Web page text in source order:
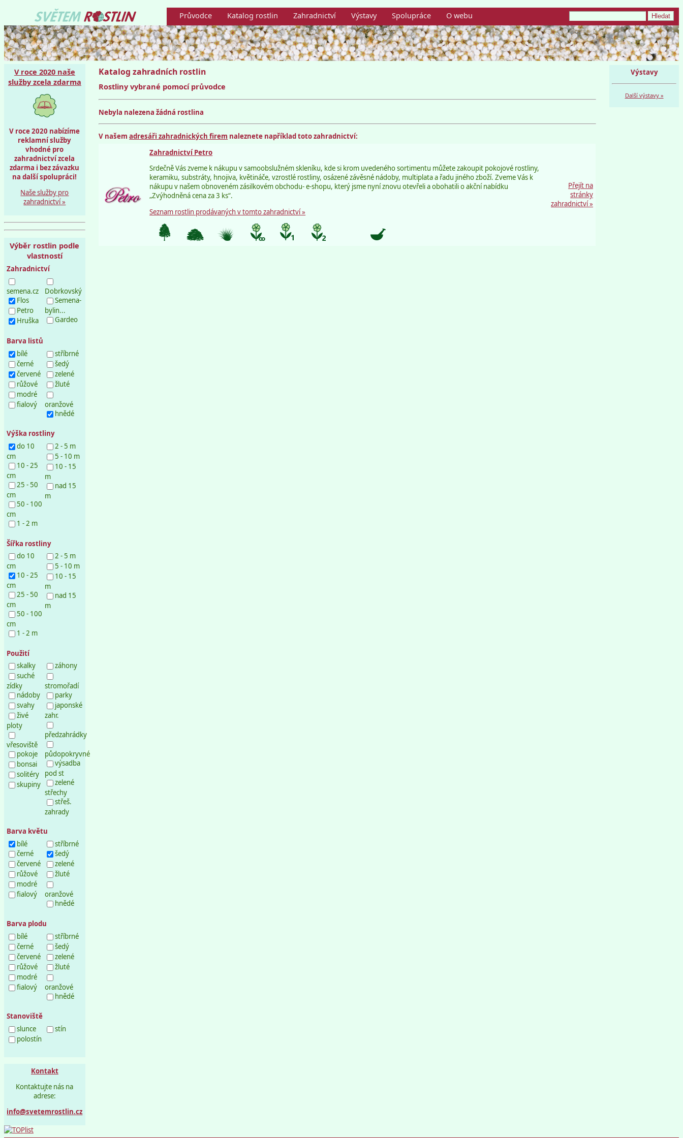
Průvodce Katalog rostlin Zahradnictví Výstavy Spolupráce O webu
V roce 2020 naše
služby zcela zdarma
V roce 2020 nabízíme
reklamní služby
vhodné pro
zahradnictví zcela
zdarma i bez závazku
na další spolupráci!
Naše služby pro
zahradnictví »
Výběr rostlin podle
vlastností
Zahradnictví
semena.cz
Flos
Petro
Hruška
Dobrkovský
Semena-
bylin...
Gardeo
Barva listů
bílé
černé
červené
růžové
modré
fialový
stříbrné
šedý
zelené
žluté
oranžové
hnědé
Výška rostliny
do 10
cm
10 - 25
cm
25 - 50
cm
50 - 100
cm
1 - 2 m
2 - 5 m
5 - 10 m
10 - 15
m
nad 15
m
Šířka rostliny
do 10
cm
10 - 25
cm
25 - 50
cm
50 - 100
cm
1 - 2 m
2 - 5 m
5 - 10 m
10 - 15
m
nad 15
m
Použití
skalky
suché
zídky
nádoby
svahy
živé
ploty
vřesoviště
pokoje
bonsai
solitéry
skupiny
záhony
stromořadí
parky
japonské
zahr.
předzahrádky
půdopokryvné
výsadba
pod st
zelené
střechy
střeš.
zahrady
Barva květu
bílé
černé
červené
růžové
modré
fialový
stříbrné
šedý
zelené
žluté
oranžové
hnědé
Barva plodu
bílé
černé
červené
růžové
modré
fialový
stříbrné
šedý
zelené
žluté
oranžové
hnědé
Stanoviště
slunce
polostín
stín
Kontakt
Kontaktujte nás na
adrese:
info@svetemrostlin.cz
Katalog zahradních rostlin
Rostliny vybrané pomocí průvodce
Nebyla nalezena žádná rostlina
V našemadresáři zahradnických firem naleznete například toto zahradnictví:
Zahradnictví Petro
Srdečně Vás zveme k nákupu v samoobslužném skleníku, kde si krom uvedeného sortimentu můžete zakoupit pokojové rostliny,
keramiku, substráty, hnojiva, květináče, vzrostlé rostliny, osázené závěsné nádoby, multiplata a řadu jiného zboží. Zveme Vás k
nákupu v našem obnoveném zásilkovém obchodu- e-shopu, který jsme nyní znovu otevřeli a obohatili o akční nabídku
„Zvýhodněná cena za 3 ks“.
Seznam rostlin prodávaných v tomto zahradnictví »
Přejít na
stránky
zahradnictví »
Výstavy
Další výstavy »